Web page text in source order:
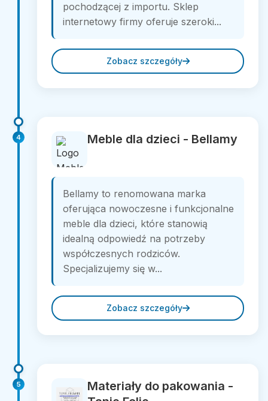
pochodzącej z importu. Sklep
internetowy firmy oferuje szeroki...
Zobacz szczegóły
4 Meble dla dzieci - Bellamy
Bellamy to renomowana marka
oferująca nowoczesne i funkcjonalne
meble dla dzieci, które stanowią
idealną odpowiedź na potrzeby
współczesnych rodziców.
Specjalizujemy się w...
Zobacz szczegóły
5
Materiały do pakowania -